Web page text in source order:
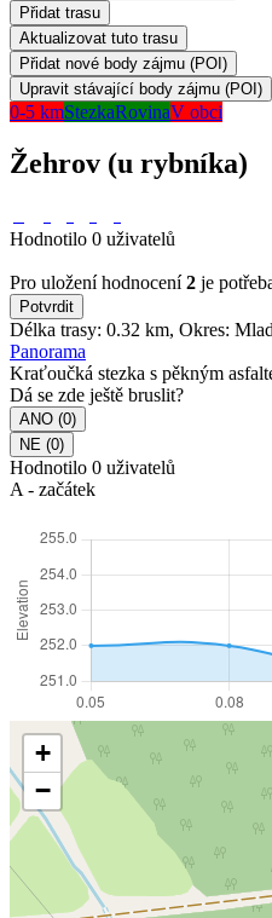
0-5 kmStezkaRovinaV obci
Žehrov (u rybníka)
Hodnotilo 0 uživatelů
Pro uložení hodnocení2 je
Délka trasy: 0.32 km, Okres:
Panorama
Kraťoučká stezka s pěkným
Dá se zde ještě bruslit?
Hodnotilo 0 uživatelů
A - začátek
+
−